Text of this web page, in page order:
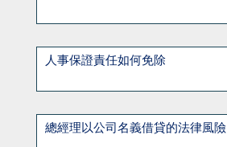
人事保證責任如何免除
總經理以公司名義借貸的法律風險